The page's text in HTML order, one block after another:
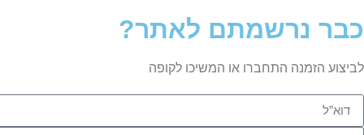
כבר נרשמתם לאתר?
לביצוע הזמנה התחברו או המשיכו לקופה